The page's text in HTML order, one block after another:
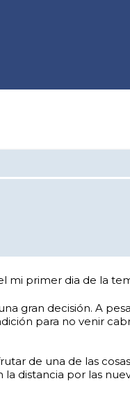
mi primer dia de la
gran decisión. A
para no venir
de una de las
la distancia por las